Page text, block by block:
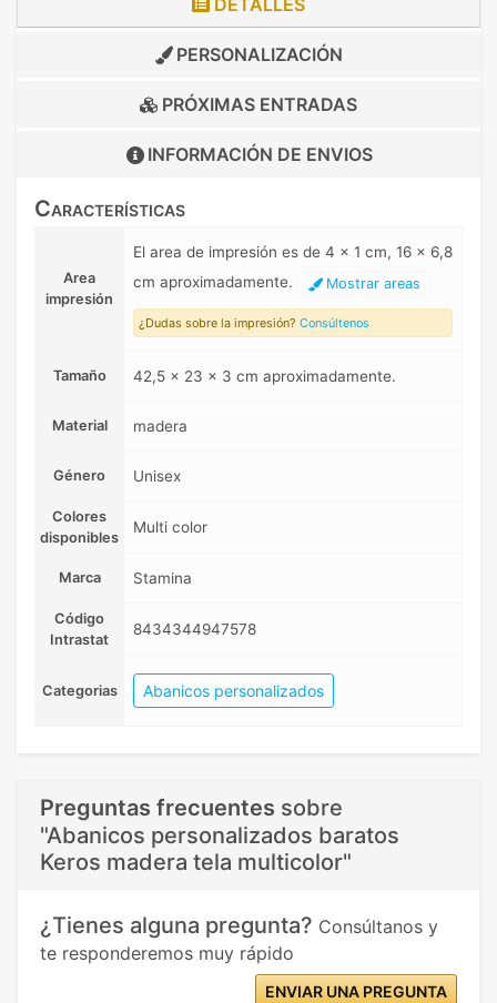
DETALLES
PERSONALIZACIÓN
PRÓXIMAS ENTRADAS
INFORMACIÓN DE ENVIOS
Características
Area
impresión
El area de impresión es de 4 x 1 cm, 16 x 6,8
cm aproximadamente.
Mostrar areas
¿Dudas sobre la impresión? Consúltenos
Tamaño 42,5 x 23 x 3 cm aproximadamente.
Material madera
Género Unisex
Colores
disponibles
Multi color
Marca Stamina
Código
Intrastat
8434344947578
Categorias Abanicos personalizados
Preguntas frecuentes sobre
"Abanicos personalizados baratos
Keros madera tela multicolor"
¿Tienes alguna pregunta? Consúltanos y
te responderemos muy rápido
ENVIAR UNA PREGUNTA